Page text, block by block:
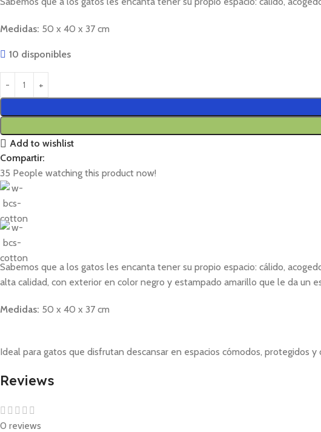
Medidas: 50 x 40 x 37 cm
10 disponibles
Add to wishlist
Compartir:
35 People watching this product now!
Sabemos que a los gatos les encanta tener su propio espacio: cálido,
alta calidad, con exterior en color negro y estampado amarillo que le da un
Medidas: 50 x 40 x 37 cm
Ideal para gatos que disfrutan descansar en espacios cómodos, protegidos y
Reviews
0 reviews